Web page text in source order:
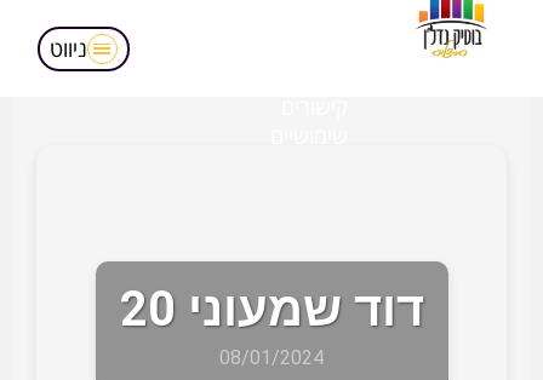
ניווט
דוד שמעוני 20
08/01/2024